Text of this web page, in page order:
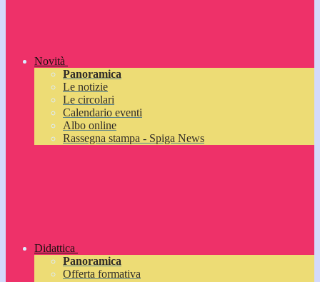
Novità
Panoramica
Le notizie
Le circolari
Calendario eventi
Albo online
Rassegna stampa - Spiga News
Didattica
Panoramica
Offerta formativa